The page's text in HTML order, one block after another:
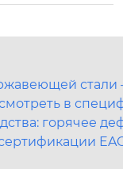
в
горячее